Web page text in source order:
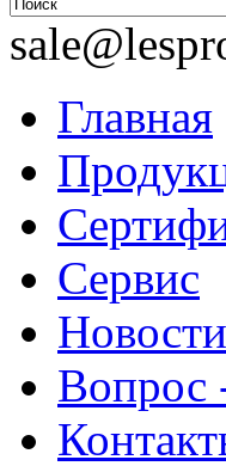
Главная
Сервис
Новости
Вопрос